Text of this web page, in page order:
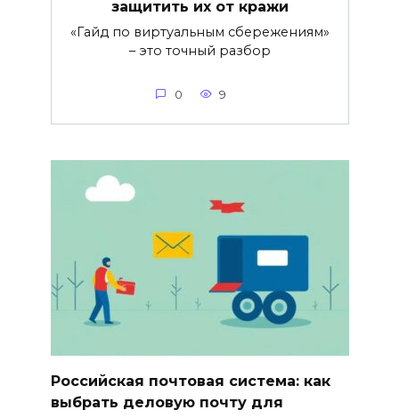
защитить их от кражи
«Гайд по виртуальным сбережениям»
– это точный разбор
0 9
Российская почтовая система: как
выбрать деловую почту для